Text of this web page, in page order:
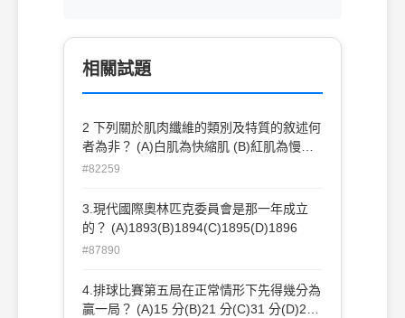
相關試題
2 下列關於肌肉纖維的類別及特質的敘述何
者為非？ (A)白肌為快縮肌 (B)紅肌為慢縮
肌 (C)紅、白肌收縮的過程一致，而且不同
上以耐力性運動為主 (E)快縮肌在功能上以
速度性運動為主。
#82259
3.現代國際奧林匹克委員會是那一年成立
的？ (A)1893(B)1894(C)1895(D)1896
#87890
4.排球比賽第五局在正常情形下先得幾分為
贏一局？ (A)15 分(B)21 分(C)31 分(D)25